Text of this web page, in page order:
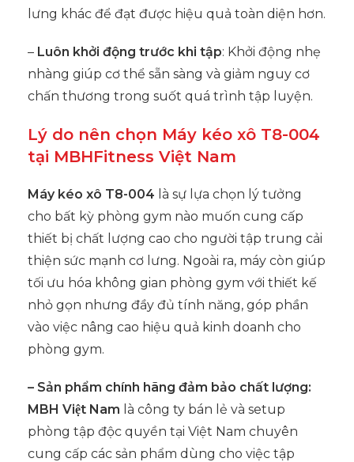
lưng khác để đạt được hiệu quả toàn diện hơn.
– Luôn khởi động trước khi tập: Khởi động nhẹ
nhàng giúp cơ thể sẵn sàng và giảm nguy cơ
chấn thương trong suốt quá trình tập luyện.
Lý do nên chọn Máy kéo xô T8-004
tại MBHFitness Việt Nam
Máy kéo xô T8-004 là sự lựa chọn lý tưởng
cho bất kỳ phòng gym nào muốn cung cấp
thiết bị chất lượng cao cho người tập trung cải
thiện sức mạnh cơ lưng. Ngoài ra, máy còn giúp
tối ưu hóa không gian phòng gym với thiết kế
nhỏ gọn nhưng đầy đủ tính năng, góp phần
vào việc nâng cao hiệu quả kinh doanh cho
phòng gym.
– Sản phẩm chính hãng đảm bảo chất lượng:
MBH Việt Nam là công ty bán lẻ và setup
phòng tập độc quyền tại Việt Nam chuyên
cung cấp các sản phẩm dùng cho việc tập